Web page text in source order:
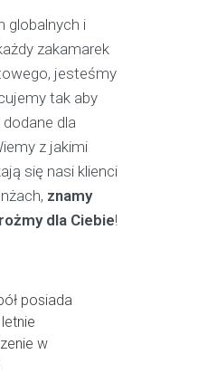
globalnych i
zakamarek
jesteśmy
tak aby
dodane dla
z jakimi
się nasi klienci
znamy
dla Ciebie!
posiada
w